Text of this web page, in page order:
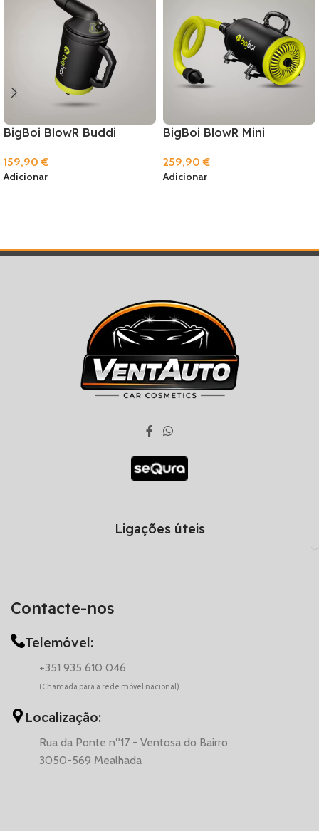
BigBoi BlowR Buddi
159,90€
Adicionar
BigBoi BlowR Mini
259,90€
Adicionar
Contacte-nos
Telemóvel:
+351 935 610 046
(Chamada para a rede móvel nacional)
Localização:
Rua da Ponte nº17 - Ventosa do Bairro
3050-569 Mealhada
Ligações úteis